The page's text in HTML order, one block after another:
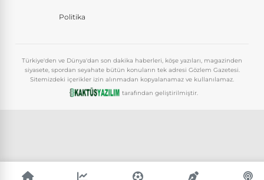
Politika
Türkiye'den ve Dünya'dan son dakika haberleri, köşe yazıları, magazinden
siyasete, spordan seyahate bütün konuların tek adresi Gözlem Gazetesi.
Sitemizdeki içerikler izin alınmadan kopyalanamaz ve kullanılamaz.
tarafından geliştirilmiştir.